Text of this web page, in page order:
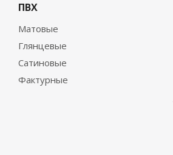
ПВХ
Матовые
Глянцевые
Сатиновые
Фактурные